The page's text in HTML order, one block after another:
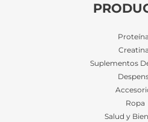
Suplementos
Ropa
Salud y